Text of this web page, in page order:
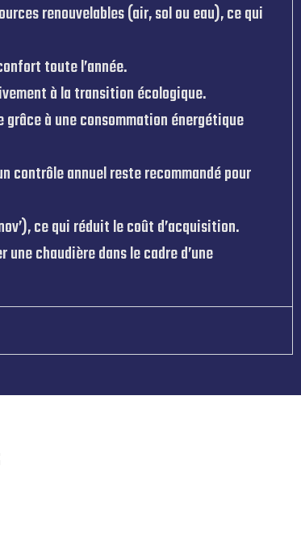
renouvelables (air, sol ou eau), ce qui
toute l’année.
à la transition écologique.
à une consommation énergétique
contrôle annuel reste recommandé pour
ce qui réduit le coût d’acquisition.
chaudière dans le cadre d’une